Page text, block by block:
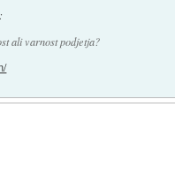
:
ali varnost podjetja?